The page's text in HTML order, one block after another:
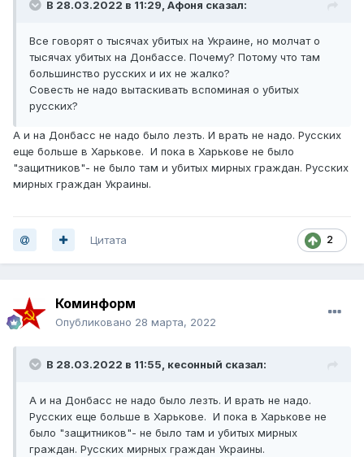
В 28.03.2022 в 11:29, Афоня сказал:
Все говорят о тысячах убитых на Украине, но молчат о
тысячах убитых на Донбассе. Почему? Потому что там
большинство русских и их не жалко?
Совесть не надо вытаскивать вспоминая о убитых
русских?
А и на Донбасс не надо было лезть. И врать не надо. Русских
еще больше в Харькове. И пока в Харькове не было
"защитников"- не было там и убитых мирных граждан. Русских
мирных граждан Украины.
2
Цитата
Коминформ
Опубликовано 28 марта, 2022
В 28.03.2022 в 11:55, кесонный сказал:
А и на Донбасс не надо было лезть. И врать не надо.
Русских еще больше в Харькове. И пока в Харькове не
было "защитников"- не было там и убитых мирных
граждан. Русских мирных граждан Украины.